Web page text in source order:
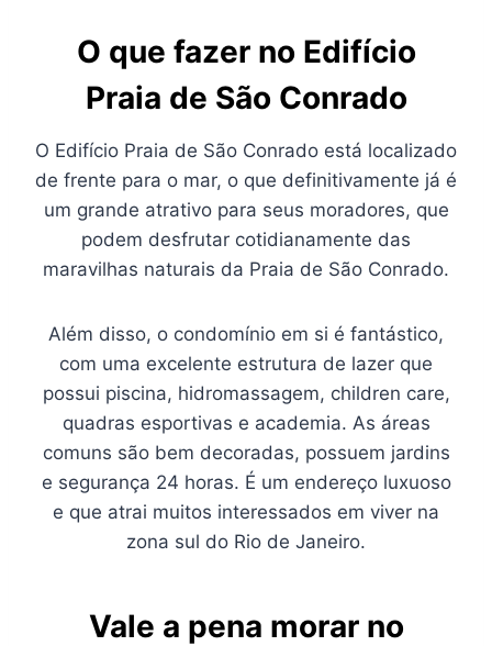
O que fazer no Edifício
Praia de São Conrado
O Edifício Praia de São Conrado está localizado
de frente para o mar, o que definitivamente já é
um grande atrativo para seus moradores, que
podem desfrutar cotidianamente das
maravilhas naturais da Praia de São Conrado.
Além disso, o condomínio em si é fantástico,
com uma excelente estrutura de lazer que
possui piscina, hidromassagem, children care,
quadras esportivas e academia. As áreas
comuns são bem decoradas, possuem jardins
e segurança 24 horas. É um endereço luxuoso
e que atrai muitos interessados em viver na
zona sul do Rio de Janeiro.
Vale a pena morar no